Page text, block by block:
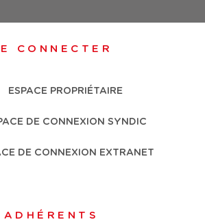
CONNECTER
ESPACE PROPRIÉTAIRE
DE CONNEXION SYNDIC
DE CONNEXION EXTRANET
ADHÉRENTS